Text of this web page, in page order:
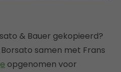
samen met Frans
opgenomen voor